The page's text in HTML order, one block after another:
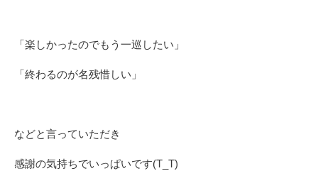
「楽しかったのでもう一巡したい」
「終わるのが名残惜しい」
などと言っていただき
感謝の気持ちでいっぱいです(T_T)